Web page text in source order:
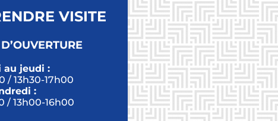
VISITE
au jeudi :
/ 13h30-17h00
:
/ 13h00-16h00